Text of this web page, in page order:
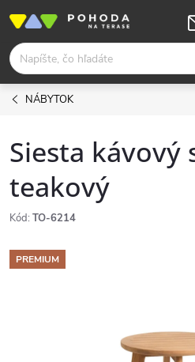
obsah
NÁBYTOK
Siesta kávový
teakový
Kód: TO-6214
PREMIUM